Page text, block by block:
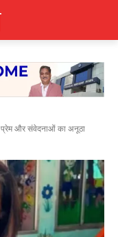
और संवेदनाओं का अनूठा